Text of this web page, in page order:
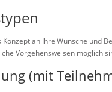
an Ihre Wünsche und
Vorgehensweisen möglich
(mit